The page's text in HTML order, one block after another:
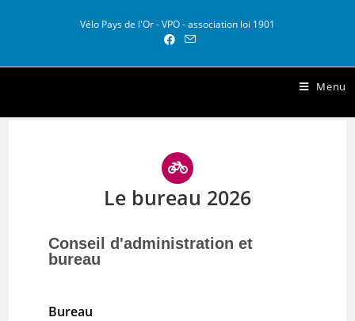
Vélo Pays de l'Or - VPO - association loi 1901
Menu
Le bureau 2026
Conseil d'administration et
bureau
Bureau